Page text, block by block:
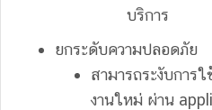
บริการ
ยกระดับความปลอดภัย
สามารถระงับการ
งานใหม่ ผ่าน